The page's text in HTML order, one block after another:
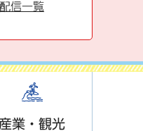
信一覧
産業・観光